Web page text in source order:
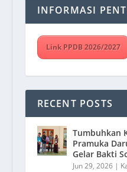
INFORMASI
Link PPDB 2026/2027
RECENT POSTS
Tumbuhkan
Pramuka
Gelar Bakti
Jun 29, 2026|